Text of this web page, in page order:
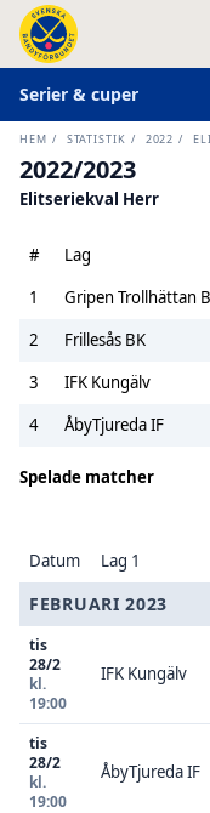
Serier & cuper
HEM / STATISTIK / 2022 /
2022/2023
Elitseriekval Herr
# Lag
1
Gripen Trollhättan
2
Frillesås BK
3
IFK Kungälv
4
ÅbyTjureda IF
Spelade matcher
Datum Lag 1
FEBRUARI 2023
tis
28/2
kl.
19:00
IFK Kungälv
tis
28/2
kl.
19:00
ÅbyTjureda IF